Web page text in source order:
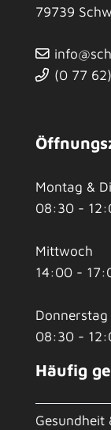
79739
(0 77
Montag &
08:30 -
Mittwoch
14:00 -
Donnerstag
08:30 -
Häufig
Gesundheit